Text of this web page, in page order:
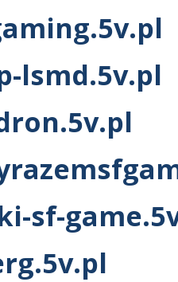
lsmd.5v.pl
sf-